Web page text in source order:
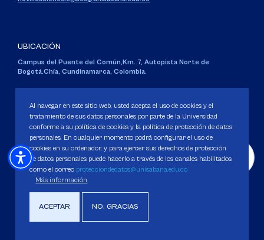
UBICACIÓN
Campus del Puente del Común, Km. 7, Autopista Norte de
Bogotá.Chía, Cundinamarca, Colombia.
Personería Jurídica:Resolución 130 del 14 de enero de 1980.
Ministerio de Educación Nacional.
Política de Protección de datos
Derechos Pecuniarios
Al navegar en este sitio web, usted acepta el uso de cookies y el
tratamiento de sus datos personales por parte de la Universidad
conforme a su política de cookies y la política de protección de datos
personales. En cualquier momento podrá configurar el uso de
cookies en su ordenador, y para ejercer sus derechos de protección
de datos personales puede hacerlo a través de los canales habilitados
como el correo protecciondedatos@unisabana.edu.co
Más información
ACEPTAR NO, GRACIAS